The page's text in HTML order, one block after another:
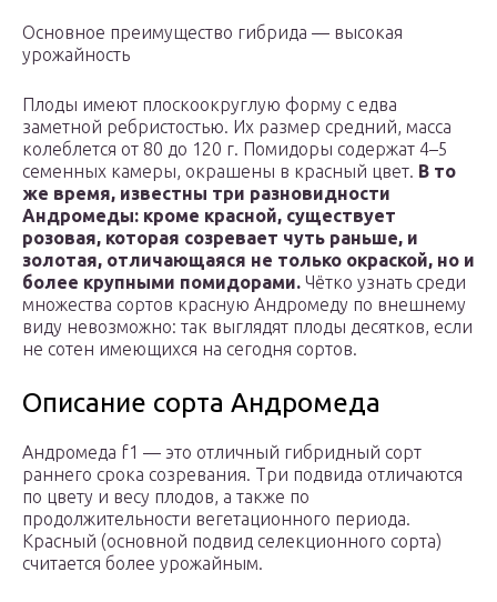
Основное преимущество гибрида — высокая
урожайность
Плоды имеют плоскоокруглую форму с едва
заметной ребристостью. Их размер средний, масса
колеблется от 80 до 120 г. Помидоры содержат 4–5
семенных камеры, окрашены в красный цвет. В то
же время, известны три разновидности
Андромеды: кроме красной, существует
розовая, которая созревает чуть раньше, и
золотая, отличающаяся не только окраской, но и
более крупными помидорами. Чётко узнать среди
множества сортов красную Андромеду по внешнему
виду невозможно: так выглядят плоды десятков, если
не сотен имеющихся на сегодня сортов.
Описание сорта Андромеда
Андромеда f1 — это отличный гибридный сорт
раннего срока созревания. Три подвида отличаются
по цвету и весу плодов, а также по
продолжительности вегетационного периода.
Красный (основной подвид селекционного сорта)
считается более урожайным.